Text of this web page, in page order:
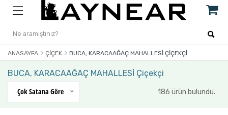
ANASAYFA ÇIÇEK BUCA, KARACAAĞAÇ MAHALLESİ ÇIÇEKÇI
BUCA, KARACAAĞAÇ MAHALLESİ Çiçekçi
Çok Satana Göre
186 ürün bulundu.